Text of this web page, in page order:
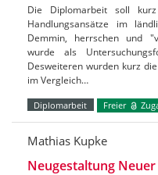
Die Diplomarbeit soll
Handlungsansätze im
Demmin, herrschen und
wurde als
Desweiteren wurden kurz
im Vergleich…
Diplomarbeit Freier
Mathias Kupke
Neugestaltung